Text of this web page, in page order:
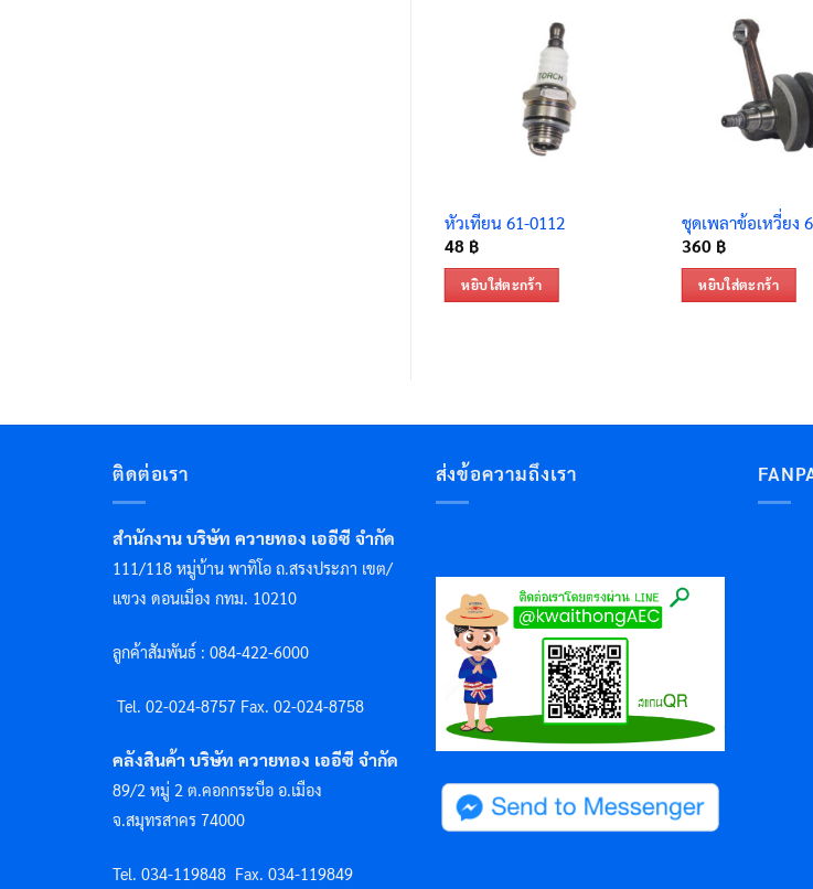
หัวเทียน 61-0112
48 ฿
หยิบใส่ตะกร้า
ชุดเพลาข้อเหวี่ยง
360 ฿
หยิบใส่ตะกร้า
ติดต่อเรา
สำนักงาน บริษัท ควายทอง เออีซี จำกัด
111/118 หมู่บ้าน พาทิโอ ถ.สรงประภา เขต/
แขวง ดอนเมือง กทม. 10210
ลูกค้าสัมพันธ์ : 084-422-6000
Tel. 02-024-8757 Fax. 02-024-8758
คลังสินค้า บริษัท ควายทอง เออีซี จำกัด
89/2 หมู่ 2 ต.คอกกระบือ อ.เมือง
จ.สมุทรสาคร 74000
Tel. 034-119848 Fax. 034-119849
ส่งข้อความถึงเรา